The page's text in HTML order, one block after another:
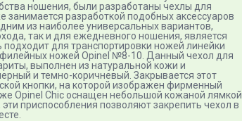
ношения, были разработаны чехлы для
разработкой подобных аксессуаров
из наиболее универсальных вариантов,
так и для ежедневного ношения, является
для транспортировки ножей линейки
ножей Opinel​ №8-10. Данный чехол для
выполнен из натуральной кожи и
и темно-коричневый. Закрывается этот
кнопки, на которой изображен фирменный
Opinel​ Chic оснащен небольшой кожаной лямкой
приспособления позволяют закрепить чехол в